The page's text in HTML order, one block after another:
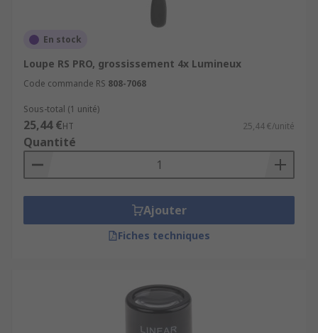
En stock
Loupe RS PRO, grossissement 4x Lumineux
Code commande RS 808-7068
Sous-total (1 unité)
25,44 €HT 25,44 €/unité
Quantité
Ajouter
Fiches techniques